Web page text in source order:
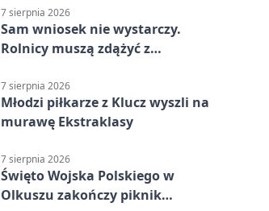
7 sierpnia 2026
Sam wniosek nie wystarczy.
Rolnicy muszą zdążyć z
7 sierpnia 2026
Młodzi piłkarze z Klucz wyszli na
murawę Ekstraklasy
7 sierpnia 2026
Święto Wojska Polskiego w
Olkuszu zakończy piknik